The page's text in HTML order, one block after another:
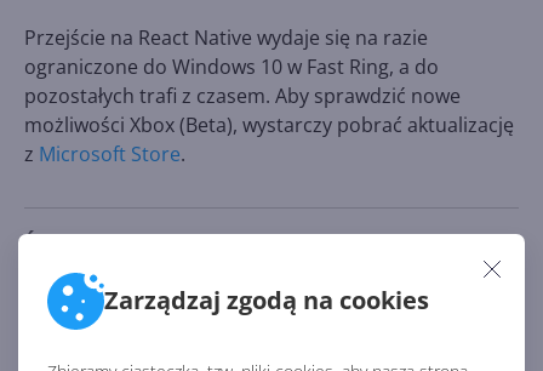
Zarządzaj zgodą na cookies
Przejście na React Native wydaje się na razie
ograniczone do Windows 10 w Fast Ring, a do
pozostałych trafi z czasem. Aby sprawdzić nowe
możliwości Xbox (Beta), wystarczy pobrać aktualizację
z Microsoft Store.
Źródło:
https://www.windowscentral.com/xbox-app-pc-gets-
speed-boost-ditching-electron-react-native-uwp